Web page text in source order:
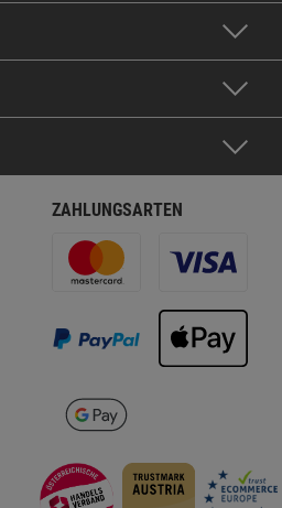
ZAHLUNGSARTEN